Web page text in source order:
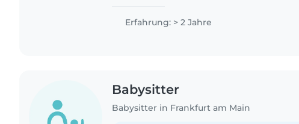
Erfahrung: > 2 Jahre
Babysitter
Babysitter in Frankfurt am Main